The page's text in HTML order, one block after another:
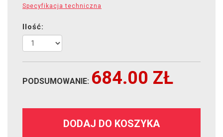
Specyfikacja techniczna
Ilość:
PODSUMOWANIE: 684.00 ZŁ
DODAJ DO KOSZYKA